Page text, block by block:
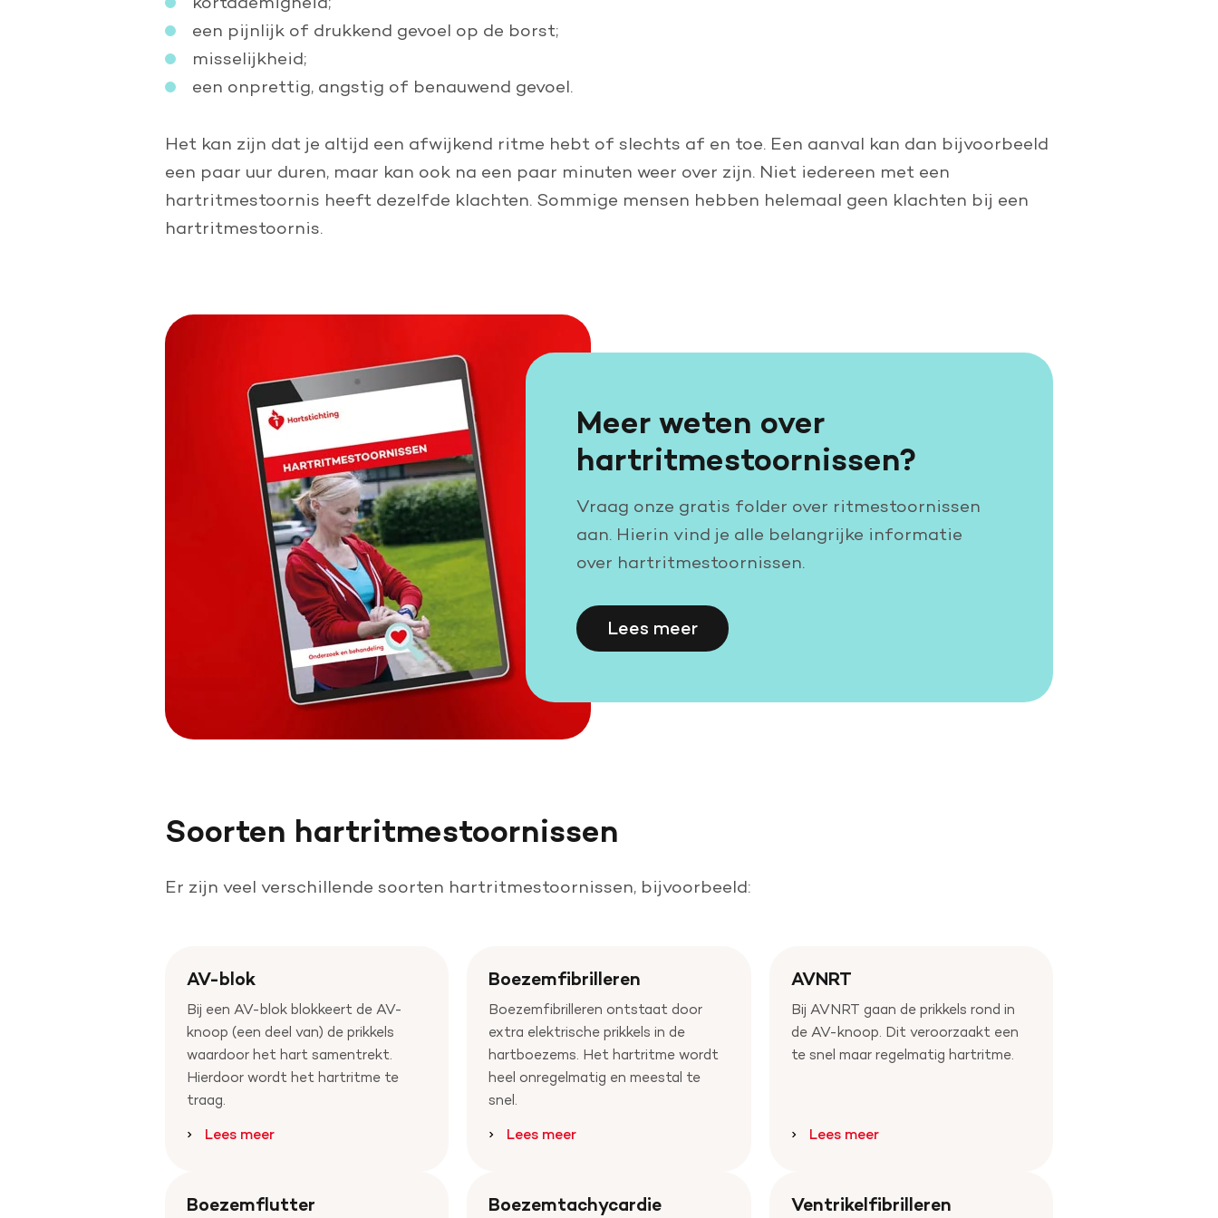
een pijnlijk of drukkend gevoel op de borst;
misselijkheid;
een onprettig, angstig of benauwend gevoel.
Het kan zijn dat je altijd een afwijkend ritme hebt of slechts af en toe. Een aanval kan dan bijvoorbeeld
een paar uur duren, maar kan ook na een paar minuten weer over zijn. Niet iedereen met een
hartritmestoornis heeft dezelfde klachten. Sommige mensen hebben helemaal geen klachten bij een
hartritmestoornis.
Meer weten over
hartritmestoornissen?
Vraag onze gratis folder over ritmestoornissen
aan. Hierin vind je alle belangrijke informatie
over hartritmestoornissen.
Lees meer
Soorten hartritmestoornissen
Er zijn veel verschillende soorten hartritmestoornissen, bijvoorbeeld:
AV-blok
Bij een AV-blok blokkeert de AV-
knoop (een deel van) de prikkels
waardoor het hart samentrekt.
Hierdoor wordt het hartritme te
traag.
Lees meer
Boezemfibrilleren
Boezemfibrilleren ontstaat door
extra elektrische prikkels in de
hartboezems. Het hartritme wordt
heel onregelmatig en meestal te
snel.
Lees meer
AVNRT
Bij AVNRT gaan de prikkels rond in
de AV-knoop. Dit veroorzaakt een
te snel maar regelmatig hartritme.
Lees meer
Boezemflutter Boezemtachycardie Ventrikelfibrilleren